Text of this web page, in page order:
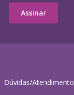
Dúvidas/Atendimento
Assinar